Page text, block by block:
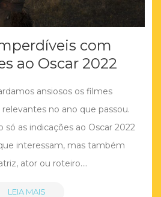
com
ao Oscar 2022
ansiosos os filmes
no ano que passou.
só as indicações ao Oscar 2022
interessam, mas também
ator ou roteiro….
LEIA MAIS